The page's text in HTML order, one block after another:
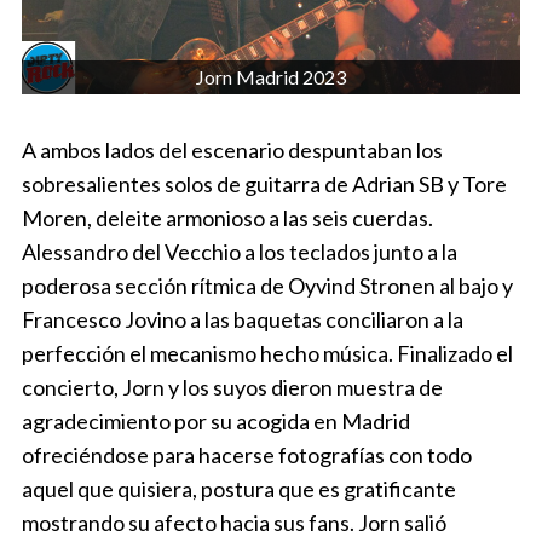
Jorn Madrid 2023
A ambos lados del escenario despuntaban los
sobresalientes solos de guitarra de Adrian SB y Tore
Moren, deleite armonioso a las seis cuerdas.
Alessandro del Vecchio a los teclados junto a la
poderosa sección rítmica de Oyvind Stronen al bajo y
Francesco Jovino a las baquetas conciliaron a la
perfección el mecanismo hecho música. Finalizado el
concierto, Jorn y los suyos dieron muestra de
agradecimiento por su acogida en Madrid
ofreciéndose para hacerse fotografías con todo
aquel que quisiera, postura que es gratificante
mostrando su afecto hacia sus fans. Jorn salió